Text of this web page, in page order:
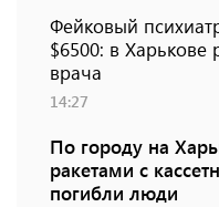
Фейковый
$6500: в
врача
14:27
По городу на
ракетами с
погибли люди